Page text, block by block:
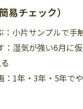
易チェック）
：小片サンプルで手
：湿気が強い6月に
：1年・3年・5年で